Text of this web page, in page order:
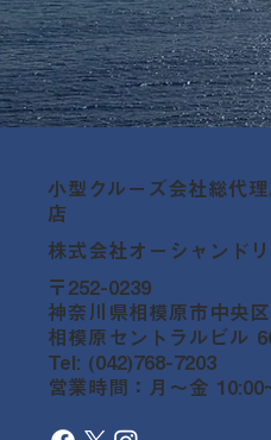
小型クルーズ会社総代
店
株式会社オーシャンド
〒252-0239
神奈川県相模原市中央
相模原セントラルビル
Tel: (042)768-7203
営業時間：月～金